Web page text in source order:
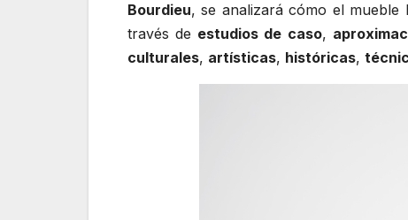
Bourdieu, se analizará cómo el
través de estudios de caso,
culturales, artísticas, históricas,